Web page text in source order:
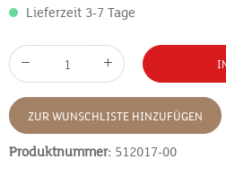
Lieferzeit 3-7 Tage
ZUR WUNSCHLISTE HINZUFÜGEN
Produktnummer: 512017-00